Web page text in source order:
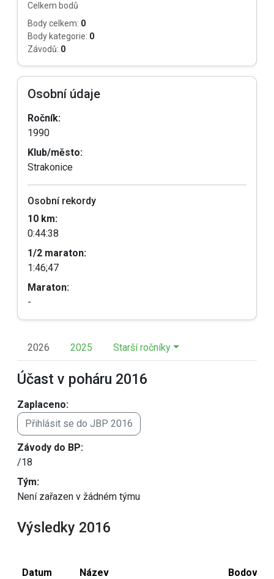
Celkem bodů
Body celkem: 0
Body kategorie: 0
Závodů: 0
Osobní údaje
Ročník:
1990
Klub/město:
Strakonice
Osobní rekordy
10 km:
0:44:38
1/2 maraton:
1:46;47
Maraton:
-
2026 2025 Starší ročníky
Účast v poháru 2016
Zaplaceno:
Přihlásit se do JBP 2016
Závody do BP:
/18
Tým:
Není zařazen v žádném týmu
Výsledky 2016
Datum Název Bodování